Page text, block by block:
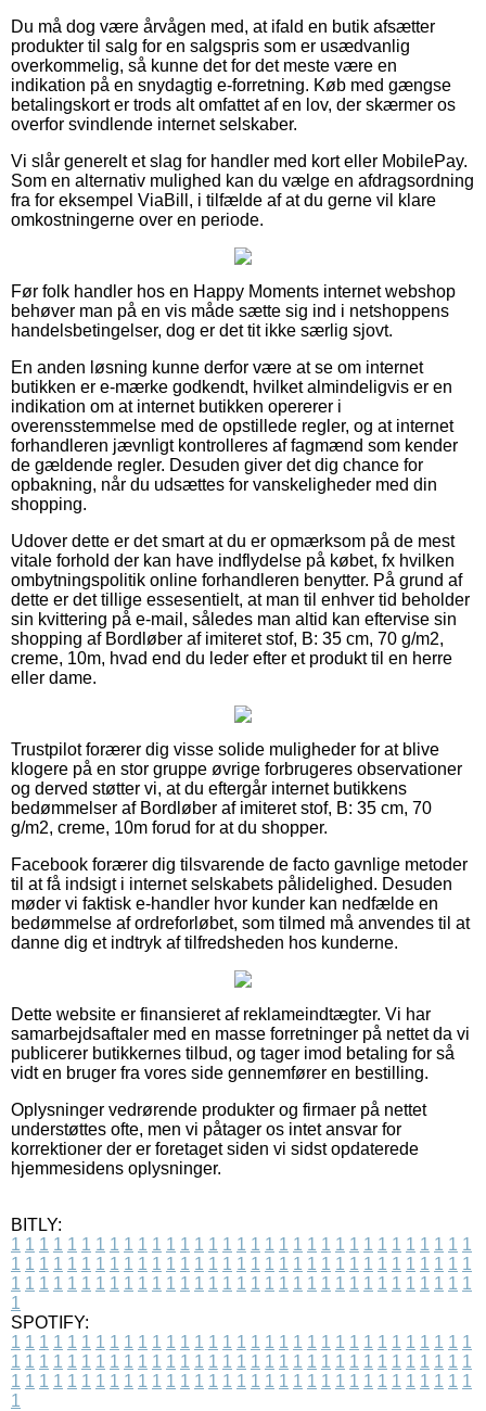
Du må dog være årvågen med, at ifald en butik afsætter
produkter til salg for en salgspris som er usædvanlig
overkommelig, så kunne det for det meste være en
indikation på en snydagtig e-forretning. Køb med gængse
betalingskort er trods alt omfattet af en lov, der skærmer os
overfor svindlende internet selskaber.
Vi slår generelt et slag for handler med kort eller MobilePay.
Som en alternativ mulighed kan du vælge en afdragsordning
fra for eksempel ViaBill, i tilfælde af at du gerne vil klare
omkostningerne over en periode.
Før folk handler hos en Happy Moments internet webshop
behøver man på en vis måde sætte sig ind i netshoppens
handelsbetingelser, dog er det tit ikke særlig sjovt.
En anden løsning kunne derfor være at se om internet
butikken er e-mærke godkendt, hvilket almindeligvis er en
indikation om at internet butikken opererer i
overensstemmelse med de opstillede regler, og at internet
forhandleren jævnligt kontrolleres af fagmænd som kender
de gældende regler. Desuden giver det dig chance for
opbakning, når du udsættes for vanskeligheder med din
shopping.
Udover dette er det smart at du er opmærksom på de mest
vitale forhold der kan have indflydelse på købet, fx hvilken
ombytningspolitik online forhandleren benytter. På grund af
dette er det tillige essesentielt, at man til enhver tid beholder
sin kvittering på e-mail, således man altid kan eftervise sin
shopping af Bordløber af imiteret stof, B: 35 cm, 70 g/m2,
creme, 10m, hvad end du leder efter et produkt til en herre
eller dame.
Trustpilot forærer dig visse solide muligheder for at blive
klogere på en stor gruppe øvrige forbrugeres observationer
og derved støtter vi, at du eftergår internet butikkens
bedømmelser af Bordløber af imiteret stof, B: 35 cm, 70
g/m2, creme, 10m forud for at du shopper.
Facebook forærer dig tilsvarende de facto gavnlige metoder
til at få indsigt i internet selskabets pålidelighed. Desuden
møder vi faktisk e-handler hvor kunder kan nedfælde en
bedømmelse af ordreforløbet, som tilmed må anvendes til at
danne dig et indtryk af tilfredsheden hos kunderne.
Dette website er finansieret af reklameindtægter. Vi har
samarbejdsaftaler med en masse forretninger på nettet da vi
publicerer butikkernes tilbud, og tager imod betaling for så
vidt en bruger fra vores side gennemfører en bestilling.
Oplysninger vedrørende produkter og firmaer på nettet
understøttes ofte, men vi påtager os intet ansvar for
korrektioner der er foretaget siden vi sidst opdaterede
hjemmesidens oplysninger.
BITLY:
1 1 1 1 1 1 1 1 1 1 1 1 1 1 1 1 1 1 1 1 1 1 1 1 1 1 1 1 1 1 1 1 1
1 1 1 1 1 1 1 1 1 1 1 1 1 1 1 1 1 1 1 1 1 1 1 1 1 1 1 1 1 1 1 1 1
1 1 1 1 1 1 1 1 1 1 1 1 1 1 1 1 1 1 1 1 1 1 1 1 1 1 1 1 1 1 1 1 1
1
SPOTIFY:
1 1 1 1 1 1 1 1 1 1 1 1 1 1 1 1 1 1 1 1 1 1 1 1 1 1 1 1 1 1 1 1 1
1 1 1 1 1 1 1 1 1 1 1 1 1 1 1 1 1 1 1 1 1 1 1 1 1 1 1 1 1 1 1 1 1
1 1 1 1 1 1 1 1 1 1 1 1 1 1 1 1 1 1 1 1 1 1 1 1 1 1 1 1 1 1 1 1 1
1